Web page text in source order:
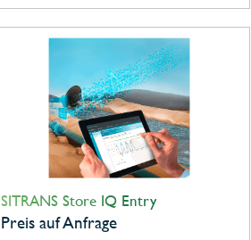
SITRANS Store IQ Entry
Preis auf Anfrage